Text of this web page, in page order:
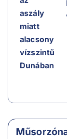
aszály
miatt
alacsony
vízszintű
Dunában